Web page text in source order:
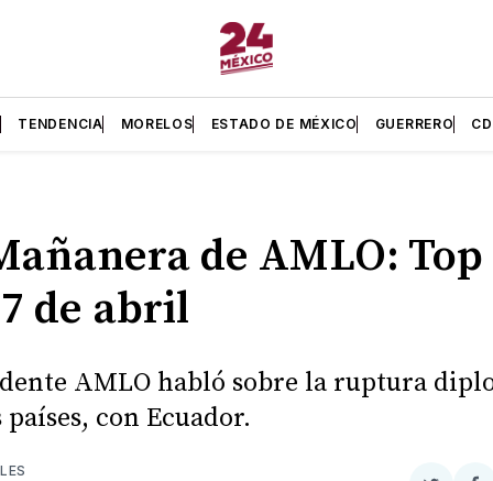
TENDENCIA MORELOS ESTADO DE MÉXICO GUERRERO
de AMLO: Top
de abril
AMLO habló sobre la ruptura
países, con Ecuador.